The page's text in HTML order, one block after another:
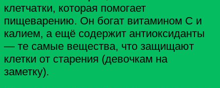
клетчатки, которая помогает
пищеварению. Он богат витамином C и
калием, а ещё содержит антиоксиданты
— те самые вещества, что защищают
клетки от старения (девочкам на
заметку).